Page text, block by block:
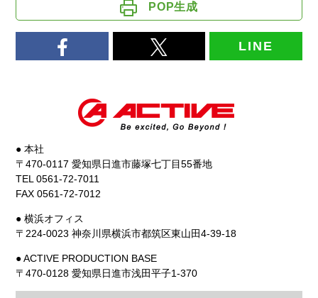
POP生成
LINE
● 本社
〒470-0117 愛知県日進市藤塚七丁目55番地
TEL 0561-72-7011
FAX 0561-72-7012
● 横浜オフィス
〒224-0023 神奈川県横浜市都筑区東山田4-39-18
● ACTIVE PRODUCTION BASE
〒470-0128 愛知県日進市浅田平子1-370